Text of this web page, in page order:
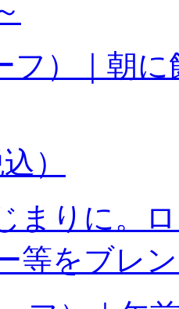
フ）｜朝
）
まりに。
等をブレ